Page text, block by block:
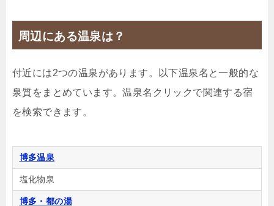
周辺にある温泉は？
付近には2つの温泉があります。以下温泉名と一般的な
泉質をまとめています。温泉名クリックで関連する宿
を検索できます。
博多温泉
塩化物泉
博多・都の湯